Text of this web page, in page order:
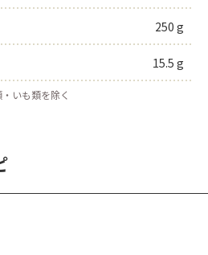
250 g
15.5 g
いも類を除く